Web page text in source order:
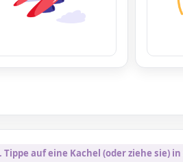
auf eine Kachel (oder ziehe sie)